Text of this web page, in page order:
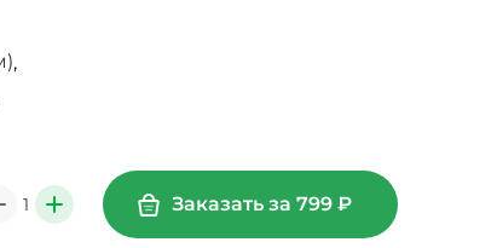
,
1 + Заказать за 799 ₽